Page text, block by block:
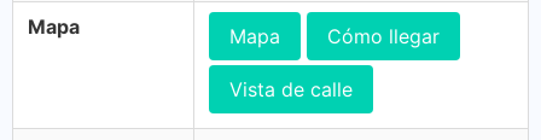
Mapa Mapa Cómo llegar
Vista de calle